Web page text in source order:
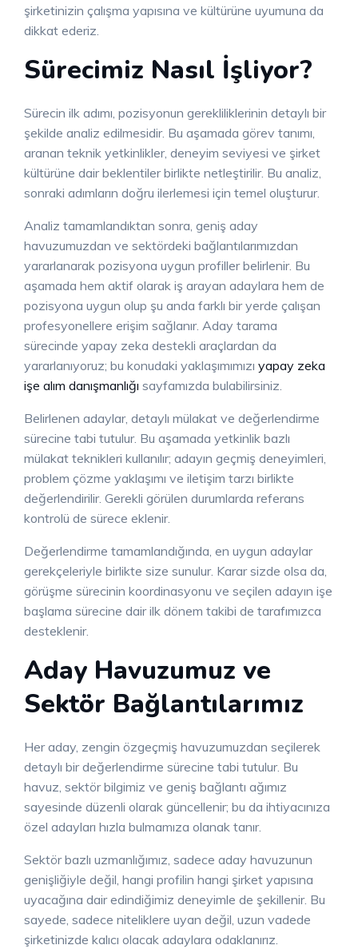
şirketinizin çalışma yapısına ve kültürüne uyumuna da
dikkat ederiz.
Sürecimiz Nasıl İşliyor?
Sürecin ilk adımı, pozisyonun gerekliliklerinin detaylı bir
şekilde analiz edilmesidir. Bu aşamada görev tanımı,
aranan teknik yetkinlikler, deneyim seviyesi ve şirket
kültürüne dair beklentiler birlikte netleştirilir. Bu analiz,
sonraki adımların doğru ilerlemesi için temel oluşturur.
Analiz tamamlandıktan sonra, geniş aday
havuzumuzdan ve sektördeki bağlantılarımızdan
yararlanarak pozisyona uygun profiller belirlenir. Bu
aşamada hem aktif olarak iş arayan adaylara hem de
pozisyona uygun olup şu anda farklı bir yerde çalışan
profesyonellere erişim sağlanır. Aday tarama
sürecinde yapay zeka destekli araçlardan da
yararlanıyoruz; bu konudaki yaklaşımımızı yapay zeka
işe alım danışmanlığı sayfamızda bulabilirsiniz.
Belirlenen adaylar, detaylı mülakat ve değerlendirme
sürecine tabi tutulur. Bu aşamada yetkinlik bazlı
mülakat teknikleri kullanılır; adayın geçmiş deneyimleri,
problem çözme yaklaşımı ve iletişim tarzı birlikte
değerlendirilir. Gerekli görülen durumlarda referans
kontrolü de sürece eklenir.
Değerlendirme tamamlandığında, en uygun adaylar
gerekçeleriyle birlikte size sunulur. Karar sizde olsa da,
görüşme sürecinin koordinasyonu ve seçilen adayın işe
başlama sürecine dair ilk dönem takibi de tarafımızca
desteklenir.
Aday Havuzumuz ve
Sektör Bağlantılarımız
Her aday, zengin özgeçmiş havuzumuzdan seçilerek
detaylı bir değerlendirme sürecine tabi tutulur. Bu
havuz, sektör bilgimiz ve geniş bağlantı ağımız
sayesinde düzenli olarak güncellenir; bu da ihtiyacınıza
özel adayları hızla bulmamıza olanak tanır.
Sektör bazlı uzmanlığımız, sadece aday havuzunun
genişliğiyle değil, hangi profilin hangi şirket yapısına
uyacağına dair edindiğimiz deneyimle de şekillenir. Bu
sayede, sadece niteliklere uyan değil, uzun vadede
şirketinizde kalıcı olacak adaylara odaklanırız.